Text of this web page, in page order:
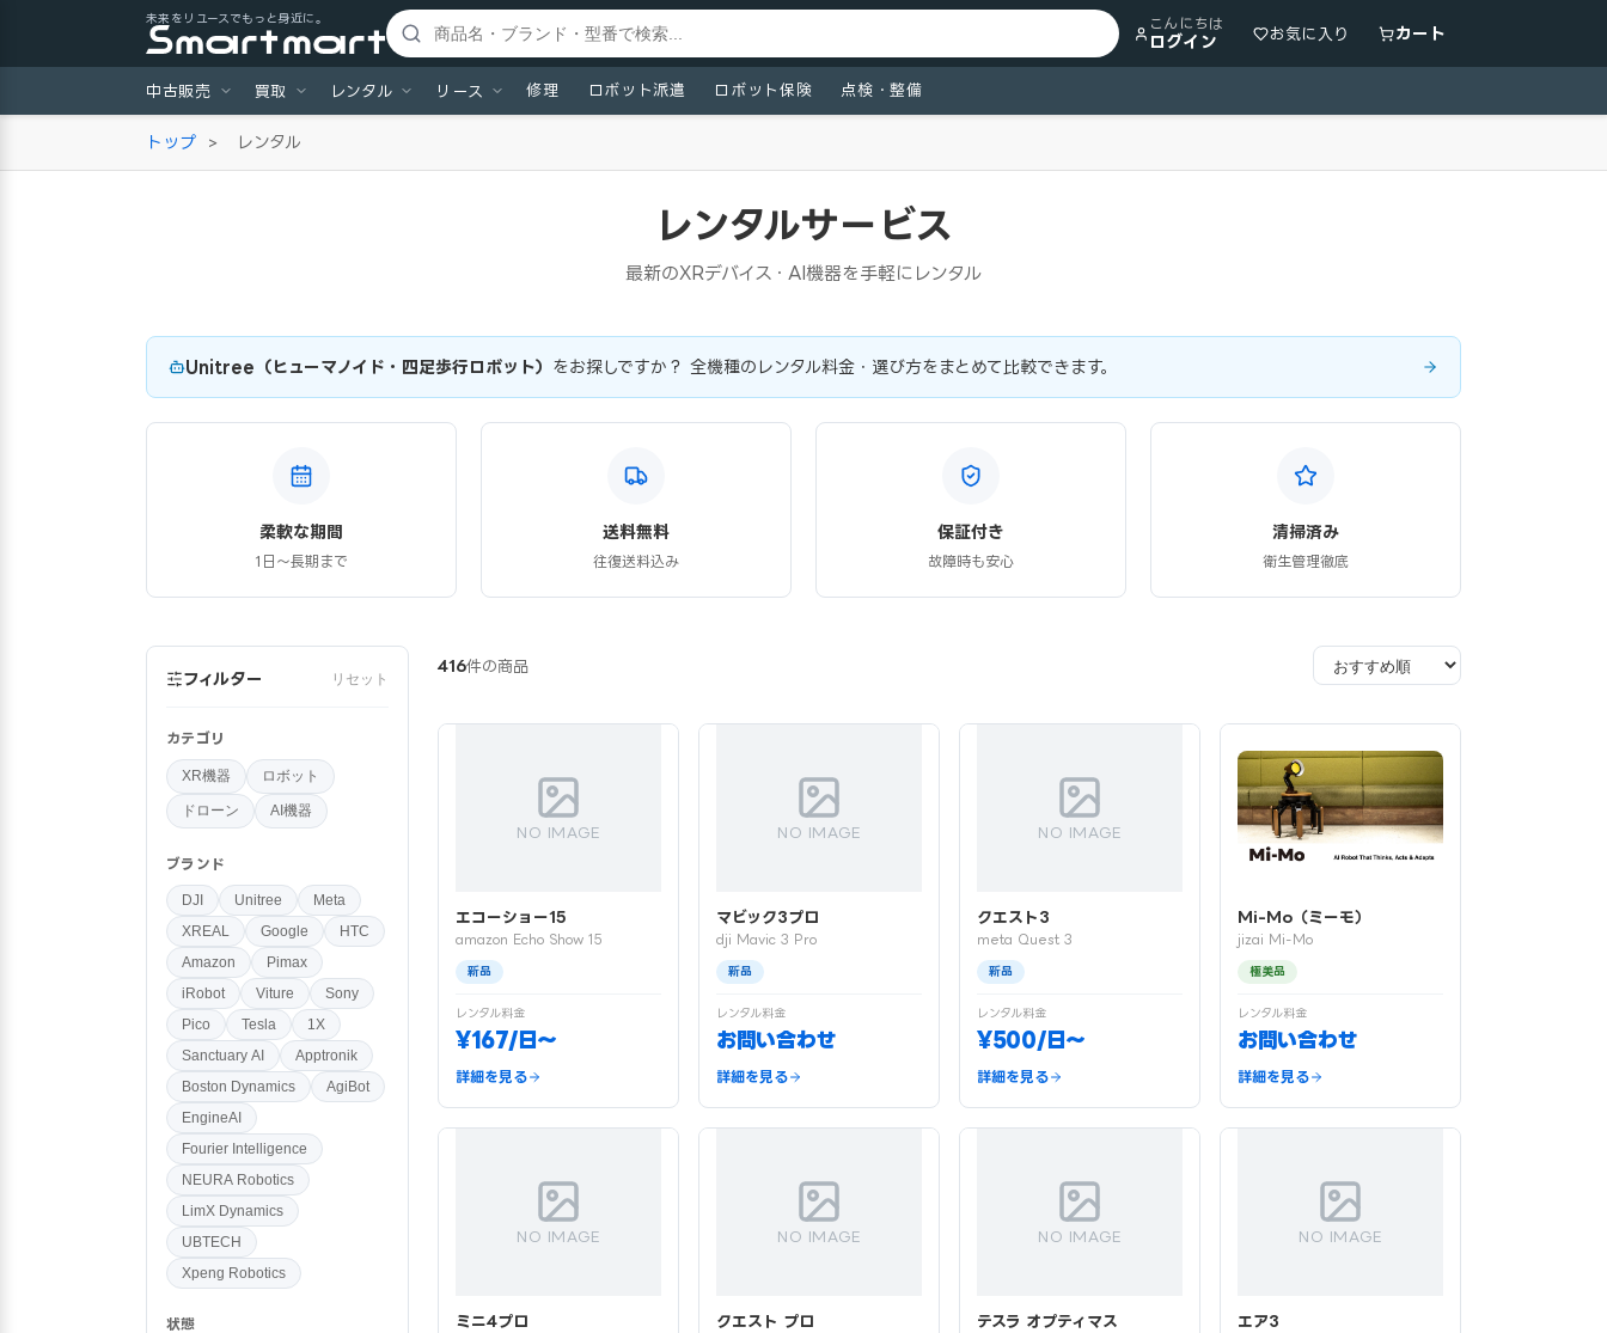
未来をリユースでもっと身近に。 こんにちは
ログイン お気に入り カート
中古販売 買取 レンタル リース 修理 ロボット派遣 ロボット保険 点検・整備
トップ > レンタル
レンタルサービス
最新のXRデバイス・AI機器を手軽にレンタル
Unitree（ヒューマノイド・四足歩行ロボット） をお探しですか？ 全機種のレンタル料金・選び方をまとめて比較できます。
柔軟な期間
1日〜長期まで
送料無料
往復送料込み
保証付き
故障時も安心
清掃済み
衛生管理徹底
フィルター リセット
カテゴリ
XR機器 ロボット
ドローン AI機器
ブランド
DJI Unitree
Meta
XREAL
Google
HTC
Amazon
Pimax
iRobot
Viture
Sony
Pico
Tesla
1X
Sanctuary AI
Apptronik
Boston Dynamics
AgiBot
EngineAI
Fourier Intelligence
NEURA Robotics
LimX Dynamics
UBTECH
Xpeng Robotics
状態
416件の商品
NO IMAGE
エコーショー15
amazon Echo Show 15
新品
レンタル料金
¥167/日〜
詳細を見る
NO IMAGE
マビック3プロ
dji Mavic 3 Pro
新品
レンタル料金
お問い合わせ
詳細を見る
NO IMAGE
クエスト3
meta Quest 3
新品
レンタル料金
¥500/日〜
詳細を見る
Mi-Mo（ミーモ）
jizai Mi-Mo
極美品
レンタル料金
お問い合わせ
詳細を見る
NO IMAGE
ミニ4プロ
NO IMAGE
クエスト プロ
NO IMAGE
テスラ オプティマス
NO IMAGE
エア3